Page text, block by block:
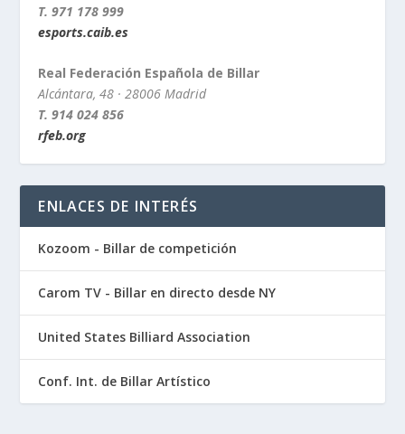
T. 971 178 999
esports.caib.es
Real Federación Española de Billar
Alcántara, 48 · 28006 Madrid
T. 914 024 856
rfeb.org
ENLACES DE INTERÉS
Kozoom - Billar de competición
Carom TV - Billar en directo desde NY
United States Billiard Association
Conf. Int. de Billar Artístico